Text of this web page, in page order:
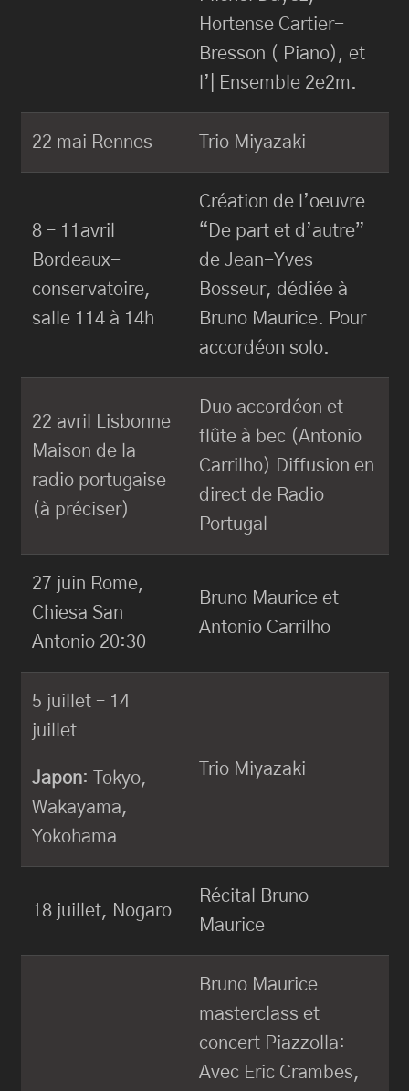
Hortense Cartier-
Bresson ( Piano), et
l’| Ensemble 2e2m.
22 mai Rennes Trio Miyazaki
8 – 11avril
Bordeaux-
conservatoire,
salle 114 à 14h
Création de l’oeuvre
“De part et d’autre”
de Jean-Yves
Bosseur, dédiée à
Bruno Maurice. Pour
accordéon solo.
22 avril Lisbonne
Maison de la
radio portugaise
(à préciser)
Duo accordéon et
flûte à bec (Antonio
Carrilho) Diffusion en
direct de Radio
Portugal
27 juin Rome,
Chiesa San
Antonio 20:30
Bruno Maurice et
Antonio Carrilho
5 juillet – 14
juillet
Japon: Tokyo,
Wakayama,
Yokohama
Trio Miyazaki
18 juillet, Nogaro
Récital Bruno
Maurice
Bruno Maurice
masterclass et
concert Piazzolla:
Avec Eric Crambes,